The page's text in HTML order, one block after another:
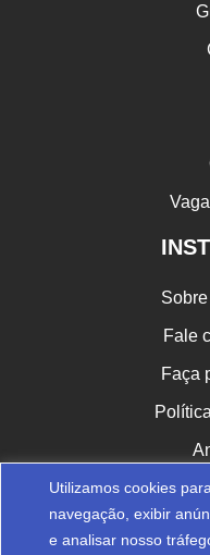
Utilizamos cookies
navegação, exibir
e analisar nosso
Fale
Faça